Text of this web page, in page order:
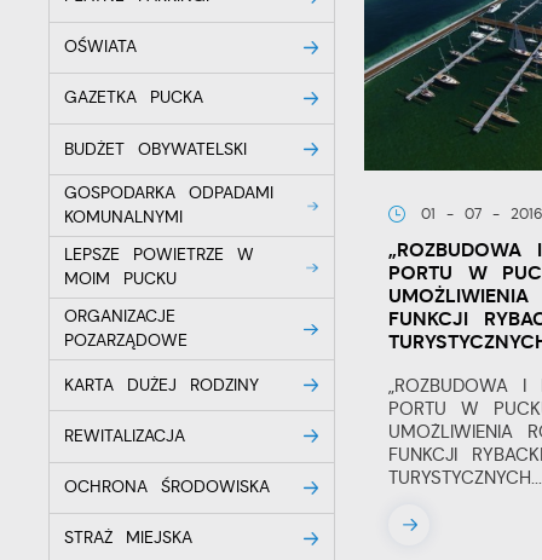
OŚWIATA
GAZETKA PUCKA
BUDŻET OBYWATELSKI
GOSPODARKA ODPADAMI
KOMUNALNYMI
LEPSZE POWIETRZE W
MOIM PUCKU
ORGANIZACJE
POZARZĄDOWE
KARTA DUŻEJ RODZINY
REWITALIZACJA
OCHRONA ŚRODOWISKA
STRAŻ MIEJSKA
01 - 07 - 2016
„ROZBUDOWA
PORTU W
FUNKCJI
„ROZBUDOWA I
PORTU W
UMOŻLIWIENIA
FUNKCJI
TURYSTYCZNYCH...